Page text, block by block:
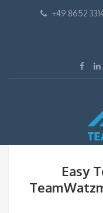
+49 8652
Easy